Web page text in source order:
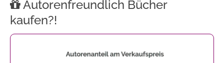
Autorenfreundlich Bücher
kaufen?!